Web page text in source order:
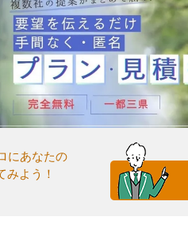
にあなたの
みよう！